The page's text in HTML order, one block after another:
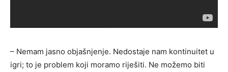
– Nemam jasno objašnjenje. Nedostaje nam kontinuitet u
igri; to je problem koji moramo riješiti. Ne možemo biti